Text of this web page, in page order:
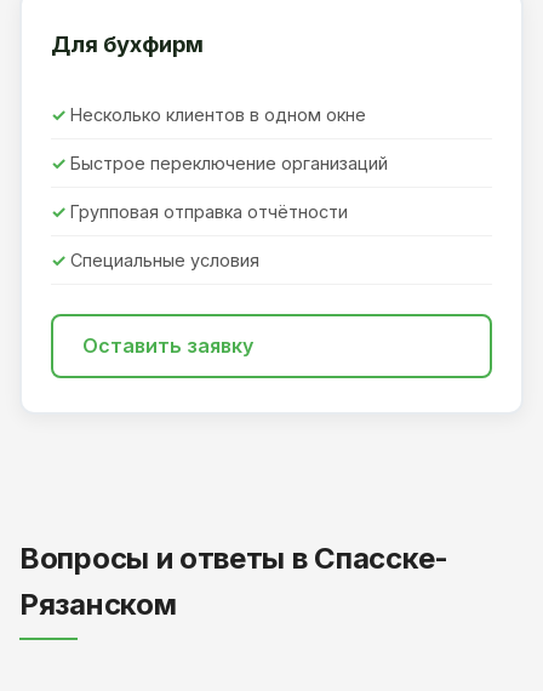
Для бухфирм
Несколько клиентов в одном окне
Быстрое переключение организаций
Групповая отправка отчётности
Специальные условия
Оставить заявку
Вопросы и ответы в Спасске-
Рязанском